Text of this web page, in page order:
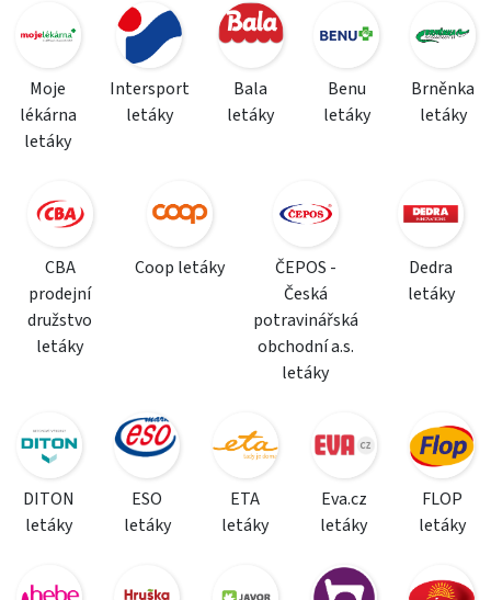
Moje
lékárna
letáky
Intersport
letáky
Bala
letáky
Benu
letáky
Brněnka
letáky
CBA
prodejní
družstvo
letáky
Coop letáky
ČEPOS -
Česká
potravinářská
obchodní a.s.
letáky
Dedra
letáky
DITON
letáky
ESO
letáky
ETA
letáky
Eva.cz
letáky
FLOP
letáky